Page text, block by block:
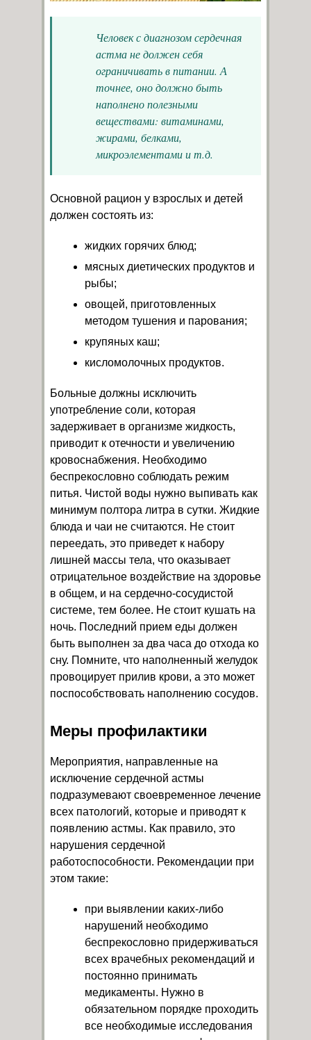
Человек с диагнозом сердечная
астма не должен себя
ограничивать в питании. А
точнее, оно должно быть
наполнено полезными
веществами: витаминами,
жирами, белками,
микроэлементами и т.д.
Основной рацион у взрослых и детей
должен состоять из:
жидких горячих блюд;
мясных диетических продуктов и
рыбы;
овощей, приготовленных
методом тушения и парования;
крупяных каш;
кисломолочных продуктов.
Больные должны исключить
употребление соли, которая
задерживает в организме жидкость,
приводит к отечности и увеличению
кровоснабжения. Необходимо
беспрекословно соблюдать режим
питья. Чистой воды нужно выпивать как
минимум полтора литра в сутки. Жидкие
блюда и чаи не считаются. Не стоит
переедать, это приведет к набору
лишней массы тела, что оказывает
отрицательное воздействие на здоровье
в общем, и на сердечно-сосудистой
системе, тем более. Не стоит кушать на
ночь. Последний прием еды должен
быть выполнен за два часа до отхода ко
сну. Помните, что наполненный желудок
провоцирует прилив крови, а это может
поспособствовать наполнению сосудов.
Меры профилактики
Мероприятия, направленные на
исключение сердечной астмы
подразумевают своевременное лечение
всех патологий, которые и приводят к
появлению астмы. Как правило, это
нарушения сердечной
работоспособности. Рекомендации при
этом такие:
при выявлении каких-либо
нарушений необходимо
беспрекословно придерживаться
всех врачебных рекомендаций и
постоянно принимать
медикаменты. Нужно в
обязательном порядке проходить
все необходимые исследования